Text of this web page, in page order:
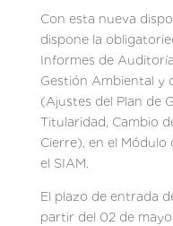
Con esta nueva
dispone la
Informes de
Gestión Ambiental y
(Ajustes del Plan de
Titularidad, Cambio
Cierre), en el
el SIAM.
El plazo de entrada
partir del 02 de mayo